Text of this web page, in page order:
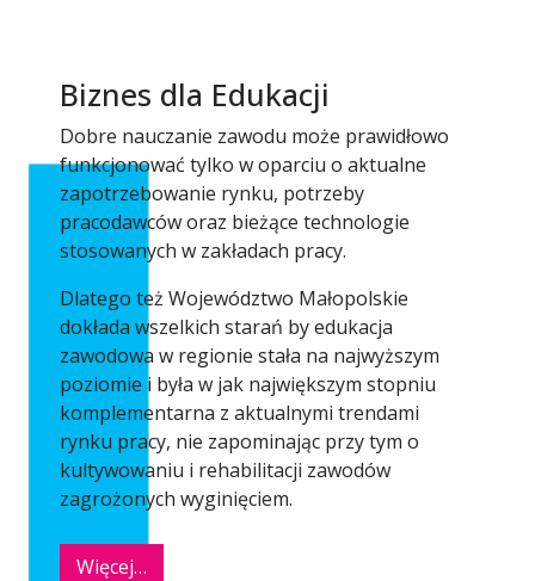
Biznes dla Edukacji
Dobre nauczanie zawodu może prawidłowo
funkcjonować tylko w oparciu o aktualne
zapotrzebowanie rynku, potrzeby
pracodawców oraz bieżące technologie
stosowanych w zakładach pracy.
Dlatego też Województwo Małopolskie
dokłada wszelkich starań by edukacja
zawodowa w regionie stała na najwyższym
poziomie i była w jak największym stopniu
komplementarna z aktualnymi trendami
rynku pracy, nie zapominając przy tym o
kultywowaniu i rehabilitacji zawodów
zagrożonych wyginięciem.
Więcej…